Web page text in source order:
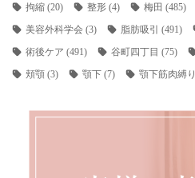
拘縮(20) 整形(4) 梅田 (485)
美容外科学会(3) 脂肪吸引 (491)
術後ケア (491) 谷町四丁目 (75)
頬顎(3) 顎下(7) 顎下筋肉縛り